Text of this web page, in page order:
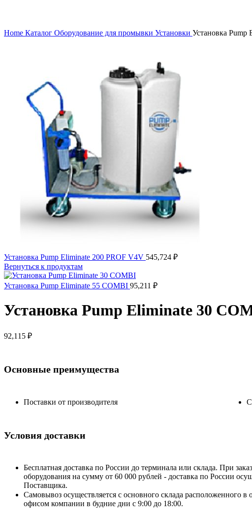
Home Каталог Оборудование для промывки Установки Установка Pump
Установка Pump Eliminate 200 PROF V4V 545,724 ₽
Вернуться к продуктам
Установка Pump Eliminate 55 COMBI 95,211 ₽
Установка Pump Eliminate 30
92,115 ₽
Основные преимущества
Поставки от производителя
Условия доставки
Бесплатная доставка по России до терминала или склада. При
оборудования на сумму от 60 000 рублей - доставка по России
Поставщика.
Самовывоз осуществляется с основного склада расположенного в
офисом компании в будние дни с 9:00 до 18:00.